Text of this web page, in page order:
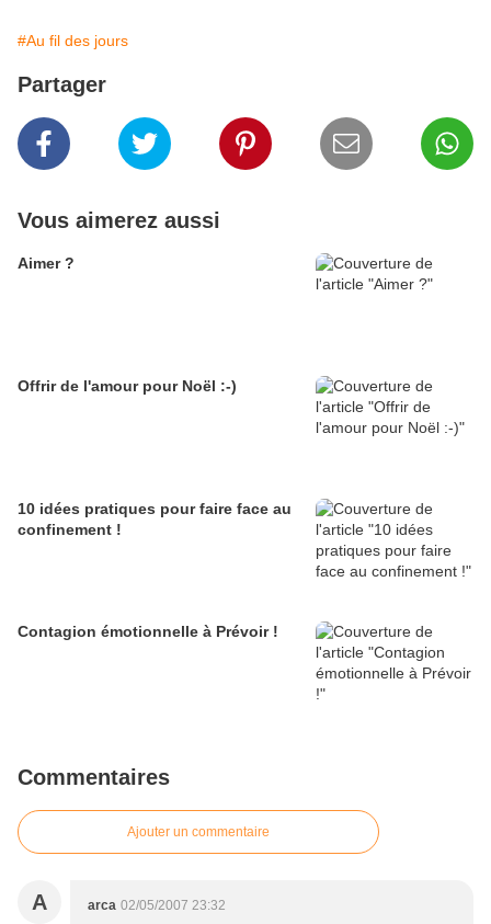
#Au fil des jours
Partager
Vous aimerez aussi
Aimer ?
Offrir de l'amour pour Noël :-)
10 idées pratiques pour faire face au
confinement !
Contagion émotionnelle à Prévoir !
Commentaires
Ajouter un commentaire
A arca 02/05/2007 23:32